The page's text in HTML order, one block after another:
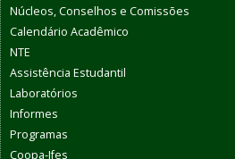
Núcleos, Conselhos e Comissões
Calendário Acadêmico
NTE
Assistência Estudantil
Laboratórios
Informes
Programas
Coopa-Ifes